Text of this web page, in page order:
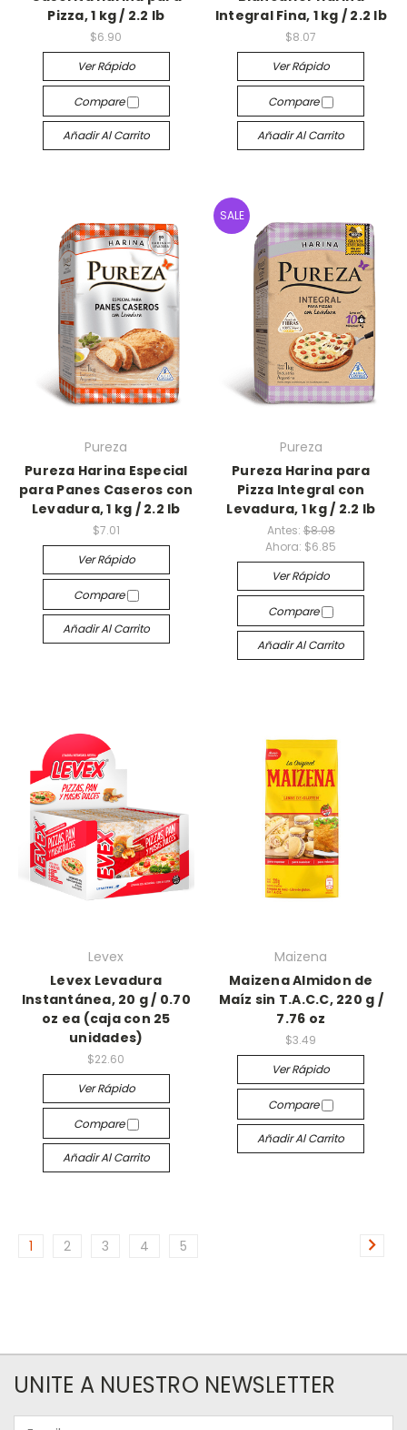
Pizza, 1 kg / 2.2 lb
$6.90
Ver Rápido
Compare
Añadir Al Carrito
Integral Fina, 1 kg / 2.2 lb
$8.07
Ver Rápido
Compare
Añadir Al Carrito
Pureza
Pureza Harina Especial
para Panes Caseros con
Levadura, 1 kg / 2.2 lb
$7.01
Ver Rápido
Compare
Añadir Al Carrito
SALE
Pureza
Pureza Harina para
Pizza Integral con
Levadura, 1 kg / 2.2 lb
Antes: $8.08
Ahora: $6.85
Ver Rápido
Compare
Añadir Al Carrito
Levex
Levex Levadura
Instantánea, 20 g / 0.70
oz ea (caja con 25
unidades)
$22.60
Ver Rápido
Compare
Añadir Al Carrito
Maizena
Maizena Almidon de
Maíz sin T.A.C.C, 220 g /
7.76 oz
$3.49
Ver Rápido
Compare
Añadir Al Carrito
1 2 3 4 5
UNITE A NUESTRO NEWSLETTER